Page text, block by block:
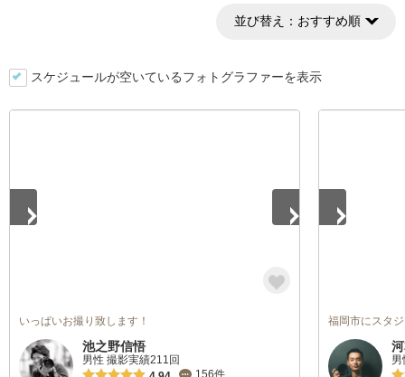
並び替え： おすすめ順
スケジュールが空いているフォトグラファーを表示
いっぱいお撮り致します！
池之野信悟
男性 撮影実績211回
福岡市にスタ